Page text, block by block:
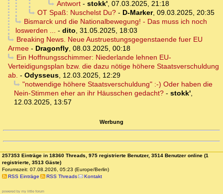
Antwort- stokk', 07.03.2025, 21:18
OT Spaß: Nuschelst Du?- D-Marker, 09.03.2025, 20:35
Bismarck und die Nationalbewegung! - Das muss ich noch
loswerden ... - dito, 31.05.2025, 18:03
Breaking News. Neue Austruestungsgegenstaende fuer EU
Armee - Dragonfly, 08.03.2025, 00:18
Ein Hoffnungsschimmer: Niederlande lehnen EU-
Verteidigungsplan bzw. die dazu nötige höhere Staatsverschuldung
ab. - Odysseus, 12.03.2025, 12:29
"notwendige höhere Staatsverschuldung" :-) Oder haben die
Nein-Stimmen eher an ihr Häusschen gedacht? - stokk',
12.03.2025, 13:57
Werbung
257353 Einträge in 18360 Threads, 975 registrierte Benutzer, 3514 Benutzer online (1
registrierte, 3513 Gäste)
Forumszeit: 07.08.2026, 05:23 (Europe/Berlin)
RSS Einträge
RSS Threads Kontakt
powered by my little forum